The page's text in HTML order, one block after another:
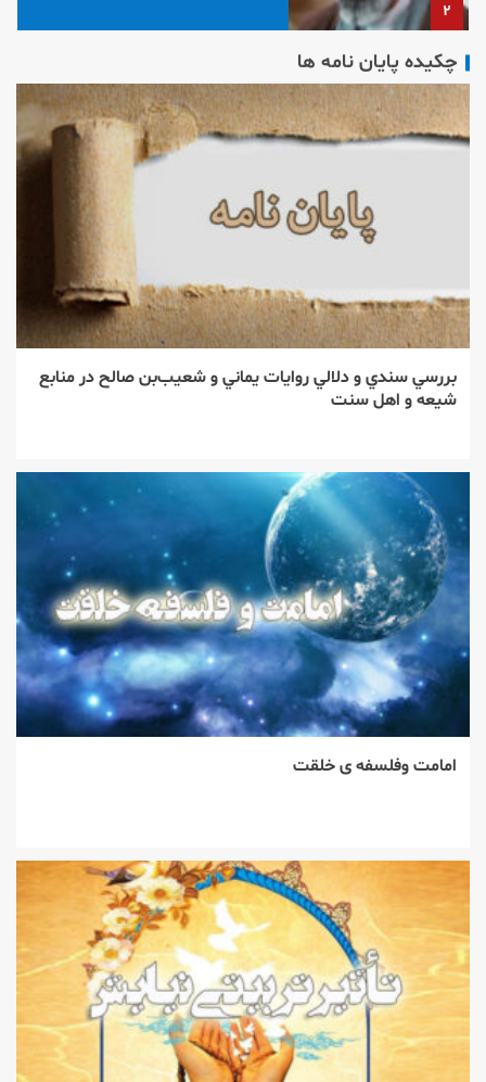
۲
زمینه‌سازی ظهور در آینه‌ی یک
بدرقه‌ی تاریخی
۴
عاشورا؛ نقشه‌راه تمدن‌ساز و نقش
رهبر شهید در دوران معاصر
بررسی صفات کوفیان و
پیام رهبر انقلاب درباره حماسه
عظیم بدرقه آقای شهید ایران و
تبیین مسائل مهم کشور
چکیده پایان نامه ها
بررسي سندي و دلالي روايات يماني و شعيب‌بن صالح در منابع
شيعه و اهل سنت
امامت وفلسفه ی خلقت